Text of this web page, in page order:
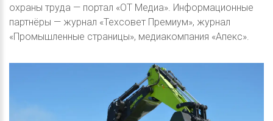
охраны труда — портал «ОТ Медиа». Информационные
партнёры — журнал «Техсовет Премиум», журнал
«Промышленные страницы», медиакомпания «Апекс».